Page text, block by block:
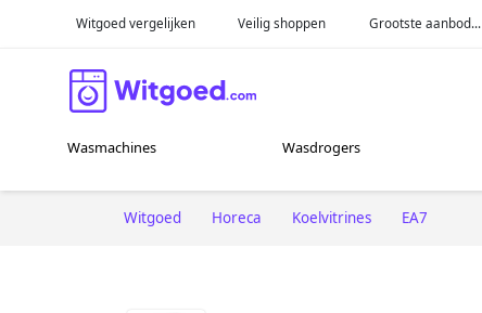
Witgoed vergelijken Veilig shoppen Grootste aanbod...
Wasmachines Wasdrogers
Witgoed Horeca Koelvitrines EA7